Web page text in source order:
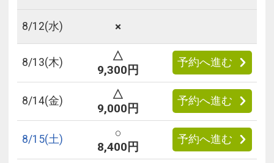
8/12(水) ×
8/13(木)
△
9,300円
予約へ進む
8/14(金)
△
9,000円
予約へ進む
8/15(土)
○
8,400円
予約へ進む